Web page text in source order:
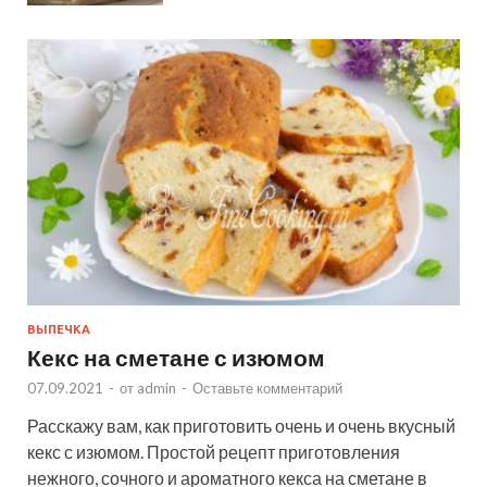
ВЫПЕЧКА
Кекс на сметане с изюмом
07.09.2021 - от admin - Оставьте комментарий
Расскажу вам, как приготовить очень и очень вкусный
кекс с изюмом. Простой рецепт приготовления
нежного, сочного и ароматного кекса на сметане в